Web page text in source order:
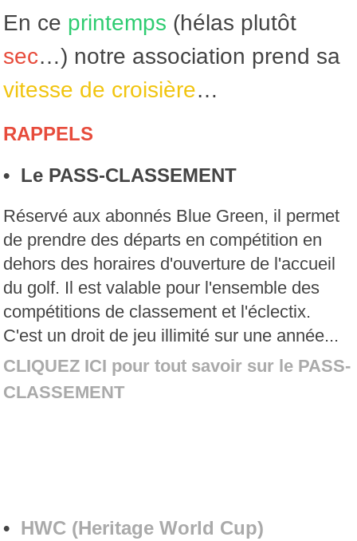
En ce printemps (hélas plutôt
sec…) notre association prend sa
vitesse de croisière…
RAPPELS
• Le PASS-CLASSEMENT
Réservé aux abonnés Blue Green, il permet
de prendre des départs en compétition en
dehors des horaires d'ouverture de l'accueil
du golf. Il est valable pour l'ensemble des
compétitions de classement et l'éclectix.
C'est un droit de jeu illimité sur une année...
CLIQUEZ ICI pour tout savoir sur le PASS-
CLASSEMENT
• HWC (Heritage World Cup)